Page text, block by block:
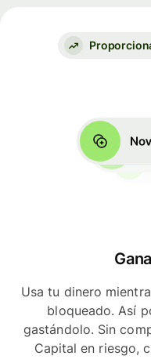
Usa tu dinero
bloqueado. Así
gastándolo. Sin
Capital en riesgo,